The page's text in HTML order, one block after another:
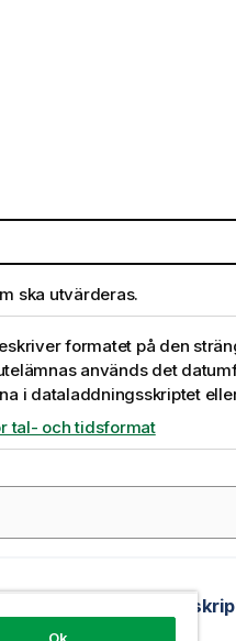
ska utvärderas.
formatet på den
används det
i dataladdningsskriptet
tal- och tidsformat